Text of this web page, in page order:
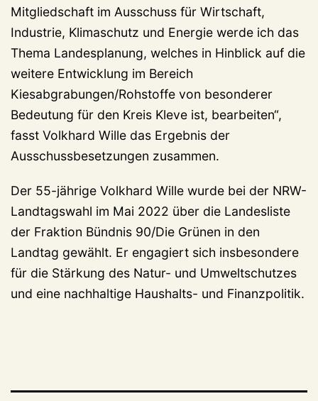
Mitgliedschaft im Ausschuss für Wirtschaft,
Industrie, Klimaschutz und Energie werde ich das
Thema Landesplanung, welches in Hinblick auf die
weitere Entwicklung im Bereich
Kiesabgrabungen/Rohstoffe von besonderer
Bedeutung für den Kreis Kleve ist, bearbeiten“,
fasst Volkhard Wille das Ergebnis der
Ausschussbesetzungen zusammen.
Der 55-jährige Volkhard Wille wurde bei der NRW-
Landtagswahl im Mai 2022 über die Landesliste
der Fraktion Bündnis 90/Die Grünen in den
Landtag gewählt. Er engagiert sich insbesondere
für die Stärkung des Natur- und Umweltschutzes
und eine nachhaltige Haushalts- und Finanzpolitik.